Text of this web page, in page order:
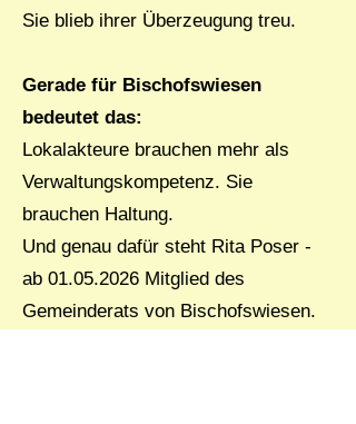
Sie blieb ihrer Überzeugung treu.
Gerade für Bischofswiesen
bedeutet das:
Lokalakteure brauchen mehr als
Verwaltungskompetenz. Sie
brauchen Haltung.
Und genau dafür steht Rita Poser -
ab 01.05.2026 Mitglied des
Gemeinderats von Bischofswiesen.